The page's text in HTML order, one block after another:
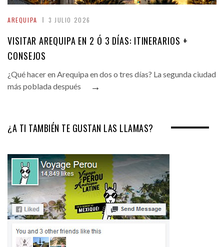
AREQUIPA 3 JULIO 2026
VISITAR AREQUIPA EN 2 Ó 3 DÍAS: ITINERARIOS +
CONSEJOS
¿Qué hacer en Arequipa en dos o tres días? La segunda ciudad
más poblada después
→
¿A TI TAMBIÉN TE GUSTAN LAS LLAMAS?